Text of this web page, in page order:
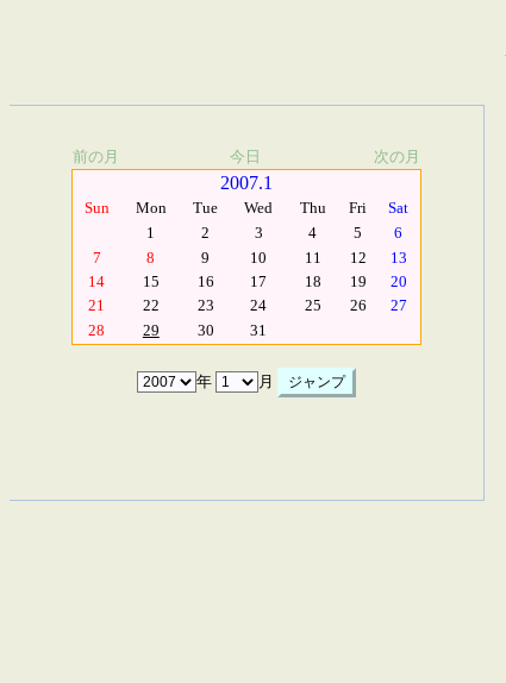
前の月 今日 次の月
2007.1
Sun Mon Tue Wed Thu Fri
Sat
1
2 3 4 5
6
7
8 9 10 11 12
13
14
15 16 17 18 19
20
21
22 23 24 25 26
27
28
29 30 31
年 月